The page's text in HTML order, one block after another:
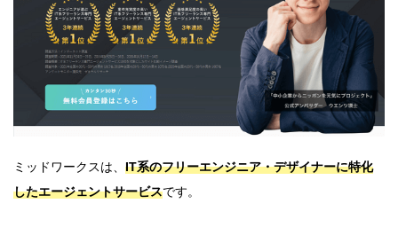
ミッドワークスは、 IT系のフリーエンジニア・デザイナーに特化
したエージェントサービスです。